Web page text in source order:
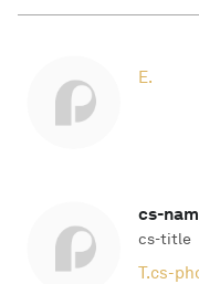
E.
cs-
cs-title
T.cs-